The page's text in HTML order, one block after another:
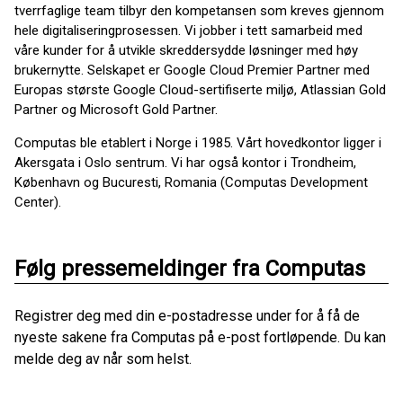
tverrfaglige team tilbyr den kompetansen som kreves gjennom
hele digitaliseringprosessen. Vi jobber i tett samarbeid med
våre kunder for å utvikle skreddersydde løsninger med høy
brukernytte. Selskapet er Google Cloud Premier Partner med
Europas største Google Cloud-sertifiserte miljø, Atlassian Gold
Partner og Microsoft Gold Partner.
Computas ble etablert i Norge i 1985. Vårt hovedkontor ligger i
Akersgata i Oslo sentrum. Vi har også kontor i Trondheim,
København og Bucuresti, Romania (Computas Development
Center).
Følg pressemeldinger fra Computas
Registrer deg med din e-postadresse under for å få de
nyeste sakene fra Computas på e-post fortløpende. Du kan
melde deg av når som helst.